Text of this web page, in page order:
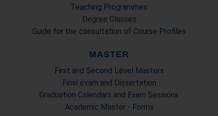
Teaching Programmes
Degree Classes
Guide for the consultation of Course Profiles
MASTER
First and Second Level Masters
Final exam and Dissertation
Graduation Calendars and Exam Sessions
Academic Master - Forms